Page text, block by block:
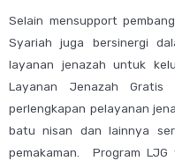
Selain mensupport
Syariah juga bersinergi
layanan jenazah untuk
Layanan Jenazah
perlengkapan pelayanan
batu nisan dan lainnya
pemakaman. Program